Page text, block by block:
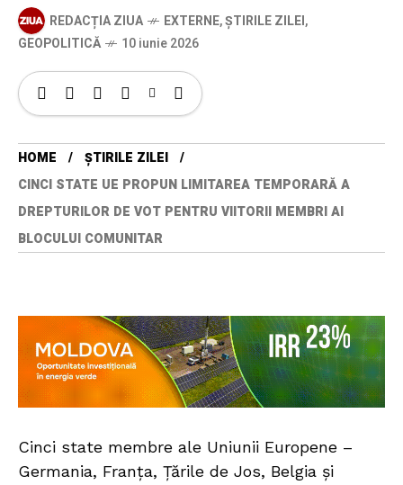
REDACȚIA ZIUA EXTERNE,ȘTIRILE ZILEI,
GEOPOLITICĂ
10 iunie 2026
HOME
ȘTIRILE ZILEI
CINCI STATE UE PROPUN LIMITAREA TEMPORARĂ A
DREPTURILOR DE VOT PENTRU VIITORII MEMBRI AI
BLOCULUI COMUNITAR
Cinci state membre ale Uniunii Europene –
Germania, Franța, Țările de Jos, Belgia și